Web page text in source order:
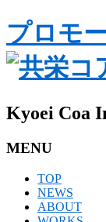
プロモ
Kyoei Coa
MENU
TOP
NEWS
ABOUT